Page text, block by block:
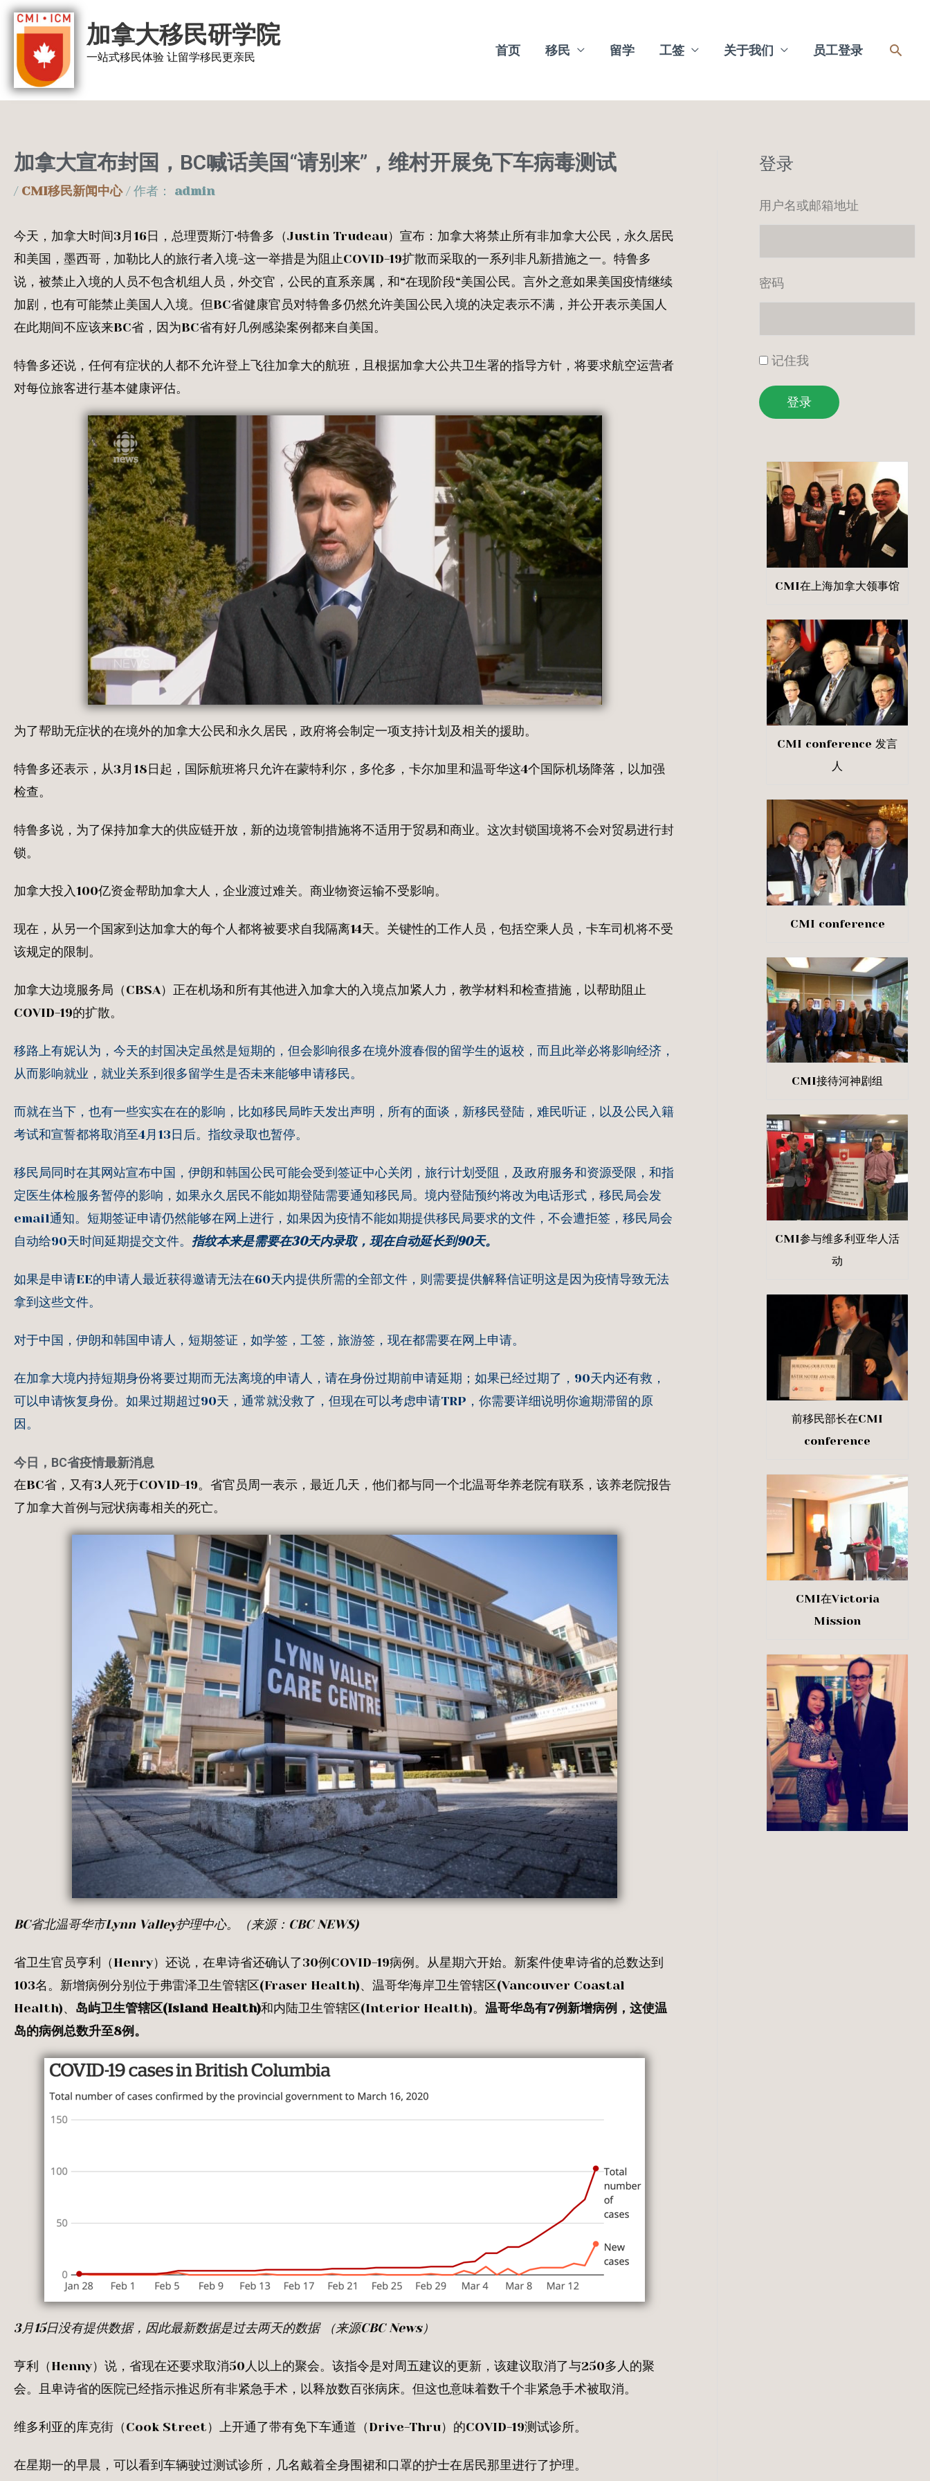
跳
加拿大移民研学院
一站式移民体验 让留学移民更亲民 首页 移民 留学 工签 关于我们 员工登录
搜
加拿大宣布封国，BC喊话美国“请别来”，维村开展免下车病毒测试
/ CMI移民新闻中心/ 作者： admin
今天，加拿大时间3月16日，总理贾斯汀·特鲁多（Justin Trudeau）宣布：加拿大将禁止所有非加拿大公民，永久居民
和美国，墨西哥，加勒比人的旅行者入境-这一举措是为阻止COVID-19扩散而采取的一系列非凡新措施之一。特鲁多
说，被禁止入境的人员不包含机组人员，外交官，公民的直系亲属，和“在现阶段“美国公民。言外之意如果美国疫情继续
加剧，也有可能禁止美国人入境。但BC省健康官员对特鲁多仍然允许美国公民入境的决定表示不满，并公开表示美国人
在此期间不应该来BC省，因为BC省有好几例感染案例都来自美国。
特鲁多还说，任何有症状的人都不允许登上飞往加拿大的航班，且根据加拿大公共卫生署的指导方针，将要求航空运营者
对每位旅客进行基本健康评估。
为了帮助无症状的在境外的加拿大公民和永久居民，政府将会制定一项支持计划及相关的援助。
特鲁多还表示，从3月18日起，国际航班将只允许在蒙特利尔，多伦多，卡尔加里和温哥华这4个国际机场降落，以加强
检查。
特鲁多说，为了保持加拿大的供应链开放，新的边境管制措施将不适用于贸易和商业。这次封锁国境将不会对贸易进行封
锁。
加拿大投入100亿资金帮助加拿大人，企业渡过难关。商业物资运输不受影响。
现在，从另一个国家到达加拿大的每个人都将被要求自我隔离14天。关键性的工作人员，包括空乘人员，卡车司机将不受
该规定的限制。
加拿大边境服务局（CBSA）正在机场和所有其他进入加拿大的入境点加紧人力，教学材料和检查措施，以帮助阻止
COVID-19的扩散。
移路上有妮认为，今天的封国决定虽然是短期的，但会影响很多在境外渡春假的留学生的返校，而且此举必将影响经济，
从而影响就业，就业关系到很多留学生是否未来能够申请移民。
而就在当下，也有一些实实在在的影响，比如移民局昨天发出声明，所有的面谈，新移民登陆，难民听证，以及公民入籍
考试和宣誓都将取消至4月13日后。指纹录取也暂停。
移民局同时在其网站宣布中国，伊朗和韩国公民可能会受到签证中心关闭，旅行计划受阻，及政府服务和资源受限，和指
定医生体检服务暂停的影响，如果永久居民不能如期登陆需要通知移民局。境内登陆预约将改为电话形式，移民局会发
email通知。短期签证申请仍然能够在网上进行，如果因为疫情不能如期提供移民局要求的文件，不会遭拒签，移民局会
自动给90天时间延期提交文件。 指纹本来是需要在30天内录取，现在自动延长到90天。
如果是申请EE的申请人最近获得邀请无法在60天内提供所需的全部文件，则需要提供解释信证明这是因为疫情导致无法
拿到这些文件。
对于中国，伊朗和韩国申请人，短期签证，如学签，工签，旅游签，现在都需要在网上申请。
在加拿大境内持短期身份将要过期而无法离境的申请人，请在身份过期前申请延期；如果已经过期了，90天内还有救，
可以申请恢复身份。如果过期超过90天，通常就没救了，但现在可以考虑申请TRP，你需要详细说明你逾期滞留的原
因。
今日，BC省疫情最新消息
在BC省，又有3人死于COVID-19。省官员周一表示，最近几天，他们都与同一个北温哥华养老院有联系，该养老院报告
了加拿大首例与冠状病毒相关的死亡。
BC省北温哥华市Lynn Valley护理中心。（来源： CBC NEWS)
省卫生官员亨利（Henry）还说，在卑诗省还确认了30例COVID-19病例。从星期六开始。新案件使卑诗省的总数达到
103名。新增病例分别位于弗雷泽卫生管辖区(Fraser Health)、温哥华海岸卫生管辖区(Vancouver Coastal
Health)、 岛屿卫生管辖区(Island Health)和内陆卫生管辖区(Interior Health)。 温哥华岛有7例新增病例，这使温
岛的病例总数升至8例。
3月15日没有提供数据，因此最新数据是过去两天的数据 （来源CBC News）
亨利（Henny）说，省现在还要求取消50人以上的聚会。该指令是对周五建议的更新，该建议取消了与250多人的聚
会。且卑诗省的医院已经指示推迟所有非紧急手术，以释放数百张病床。但这也意味着数千个非紧急手术被取消。
维多利亚的库克街（Cook Street）上开通了带有免下车通道（Drive-Thru）的COVID-19测试诊所。
在星期一的早晨，可以看到车辆驶过测试诊所，几名戴着全身围裙和口罩的护士在居民那里进行了护理。
登录
用户名或邮箱地址
密码
记住我
登录
CMI在上海加拿大领事馆
CMI conference 发言
人
CMI conference
CMI接待河神剧组
CMI参与维多利亚华人活
动
前移民部长在CMI
conference
CMI在Victoria
Mission